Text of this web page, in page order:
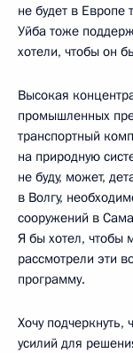
не будет в Европе
Уйба тоже
хотели, чтобы он
Высокая
промышленных
транспортный
на природную
не буду, может,
в Волгу,
сооружений в
Я бы хотел, чтобы
рассмотрели эти
программу.
Хочу подчеркнуть,
усилий для